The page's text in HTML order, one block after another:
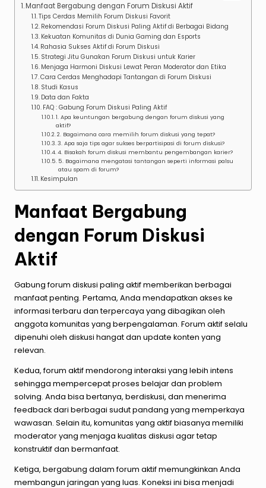
Manfaat Bergabung dengan Forum Diskusi Aktif
Tips Cerdas Memilih Forum Diskusi Favorit
Rekomendasi Forum Diskusi Paling Aktif di Berbagai Bidang
Kekuatan Komunitas di Dunia Gaming dan Esports
Rahasia Sukses Aktif di Forum Diskusi
Strategi Jitu Gunakan Forum Diskusi untuk Karier
Menjaga Harmoni Diskusi Lewat Peran Moderator dan Etika
Cara Cerdas Menghadapi Tantangan di Forum Diskusi
Studi Kasus
Data dan Fakta
FAQ : Gabung Forum Diskusi Paling Aktif
1. Apa keuntungan bergabung dengan forum diskusi yang
aktif?
2. Bagaimana cara memilih forum diskusi yang tepat?
3. Apa saja tips agar sukses berpartisipasi di forum diskusi?
4. Bisakah forum diskusi membantu pengembangan karier?
5. Bagaimana mengatasi tantangan seperti informasi palsu
atau spam di forum?
Kesimpulan
Manfaat Bergabung
dengan Forum Diskusi
Aktif
Gabungforum diskusi paling aktifmemberikan berbagai
manfaat penting. Pertama, Anda mendapatkan akses ke
informasi terbaru dan terpercaya yang dibagikan oleh
anggota komunitas yang berpengalaman. Forum aktif selalu
dipenuhi oleh diskusi hangat dan update konten yang
relevan.
Kedua, forum aktif mendorong interaksi yang lebih intens
sehingga mempercepat proses belajar dan problem
solving. Anda bisa bertanya, berdiskusi, dan menerima
feedback dari berbagai sudut pandang yang memperkaya
wawasan. Selain itu, komunitas yang aktif biasanya memiliki
moderator yang menjaga kualitas diskusi agar tetap
konstruktif dan bermanfaat.
Ketiga, bergabung dalam forum aktif memungkinkan Anda
membangun jaringan yang luas. Koneksi ini bisa menjadi